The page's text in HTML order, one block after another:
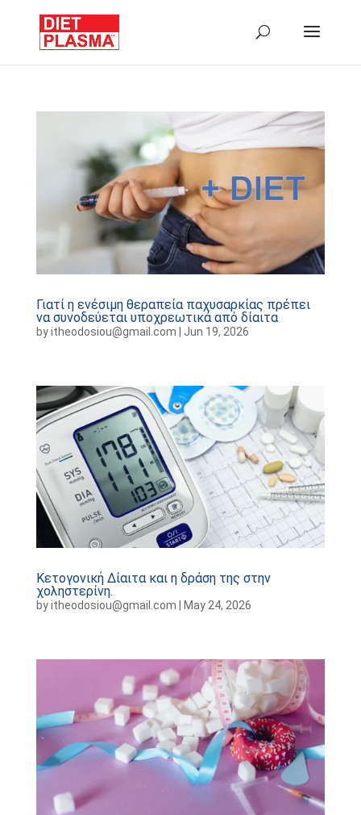
Γιατί η ενέσιμη θεραπεία παχυσαρκίας πρέπει
να συνοδεύεται υποχρεωτικά από δίαιτα
byitheodosiou@gmail.com | Jun 19, 2026
Κετογονική Δίαιτα και η δράση της στην
χοληστερίνη.
byitheodosiou@gmail.com May 24, 2026